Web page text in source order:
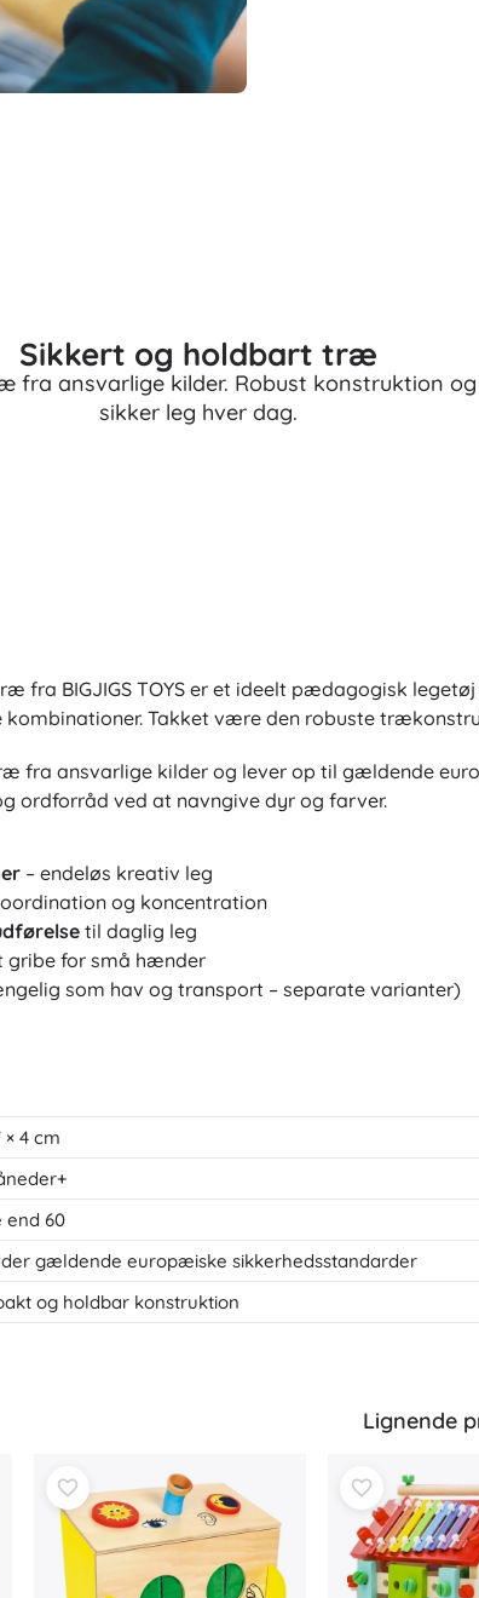
Sikkert og holdbart træ
fra ansvarlige kilder. Robust konstruktion
sikker leg hver dag.
fra BIGJIGS TOYS er et ideelt pædagogisk
Takket være den robuste
fra ansvarlige kilder og lever op til gældende
ordforråd ved at navngive dyr og farver.
– endeløs kreativ leg
og koncentration
til daglig leg
gribe for små hænder
som hav og transport – separate varianter)
× 4 cm
end 60
gældende europæiske sikkerhedsstandarder
og holdbar konstruktion
Lignende